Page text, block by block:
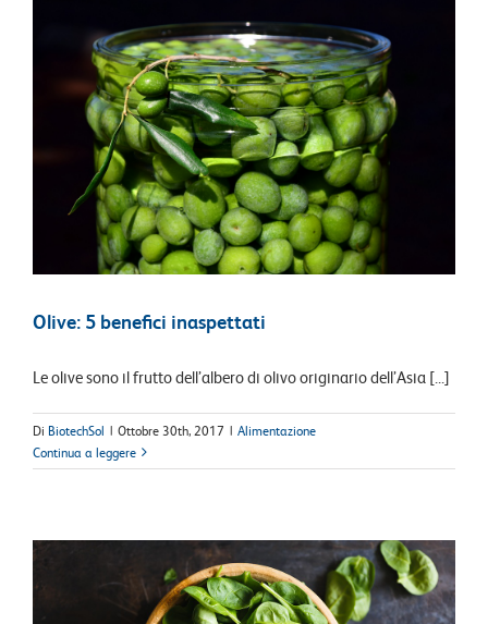
Olive: 5 benefici inaspettati
Le olive sono il frutto dell’albero di olivo originario dell’Asia [...]
Di BiotechSol | Ottobre 30th, 2017 | Alimentazione
Continua a leggere